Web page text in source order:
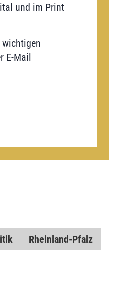
und im Print
wichtigen
E-Mail
Rheinland-Pfalz